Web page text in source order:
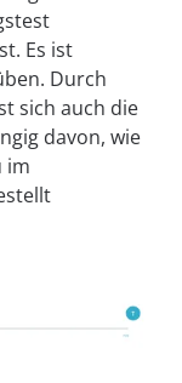
Es ist
Durch
sich auch die
davon, wie
im